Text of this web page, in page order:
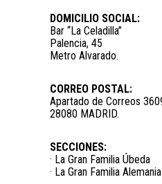
DOMICILIO SOCIAL:
Bar “La Celadilla”
Palencia, 45
Metro Alvarado.
CORREO POSTAL:
Apartado de Correos
28080 MADRID.
SECCIONES:
· La Gran Familia Úbeda
· La Gran Familia Alemania